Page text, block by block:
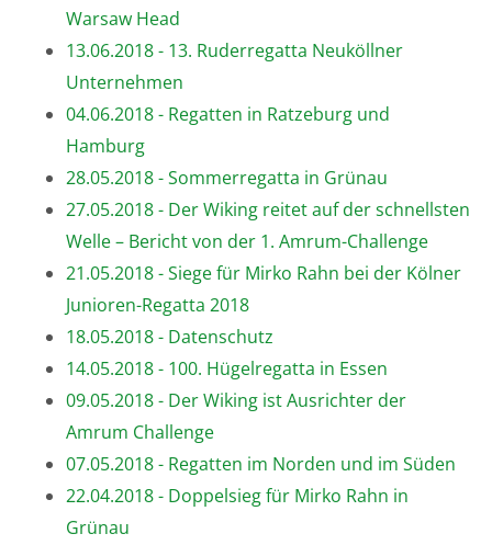
Warsaw Head
13.06.2018 - 13. Ruderregatta Neuköllner
Unternehmen
04.06.2018 - Regatten in Ratzeburg und
Hamburg
28.05.2018 - Sommerregatta in Grünau
27.05.2018 - Der Wiking reitet auf der schnellsten
Welle – Bericht von der 1. Amrum-Challenge
21.05.2018 - Siege für Mirko Rahn bei der Kölner
Junioren-Regatta 2018
18.05.2018 - Datenschutz
14.05.2018 - 100. Hügelregatta in Essen
09.05.2018 - Der Wiking ist Ausrichter der
Amrum Challenge
07.05.2018 - Regatten im Norden und im Süden
22.04.2018 - Doppelsieg für Mirko Rahn in
Grünau